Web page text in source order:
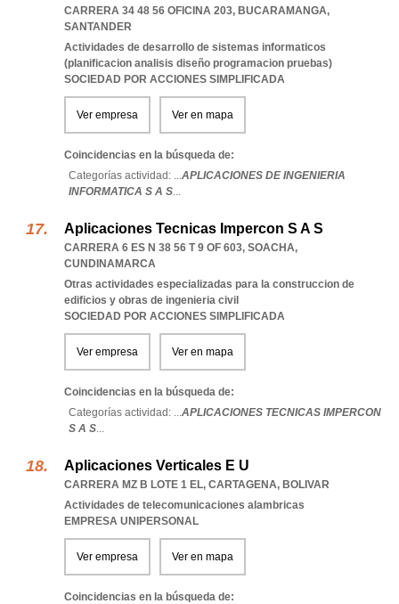
CARRERA 34 48 56 OFICINA 203, BUCARAMANGA,
SANTANDER
Actividades de desarrollo de sistemas informaticos
(planificacion analisis diseño programacion pruebas)
SOCIEDAD POR ACCIONES SIMPLIFICADA
Ver empresa Ver en mapa
Coincidencias en la búsqueda de:
Categorías actividad: ...APLICACIONES DE INGENIERIA
INFORMATICA S A S...
Aplicaciones Tecnicas Impercon S A S
CARRERA 6 ES N 38 56 T 9 OF 603, SOACHA,
CUNDINAMARCA
Otras actividades especializadas para la construccion de
edificios y obras de ingenieria civil
SOCIEDAD POR ACCIONES SIMPLIFICADA
Ver empresa Ver en mapa
Coincidencias en la búsqueda de:
Categorías actividad: ...APLICACIONES TECNICAS IMPERCON
S A S...
Aplicaciones Verticales E U
CARRERA MZ B LOTE 1 EL, CARTAGENA, BOLIVAR
Actividades de telecomunicaciones alambricas
EMPRESA UNIPERSONAL
Ver empresa Ver en mapa
Coincidencias en la búsqueda de: